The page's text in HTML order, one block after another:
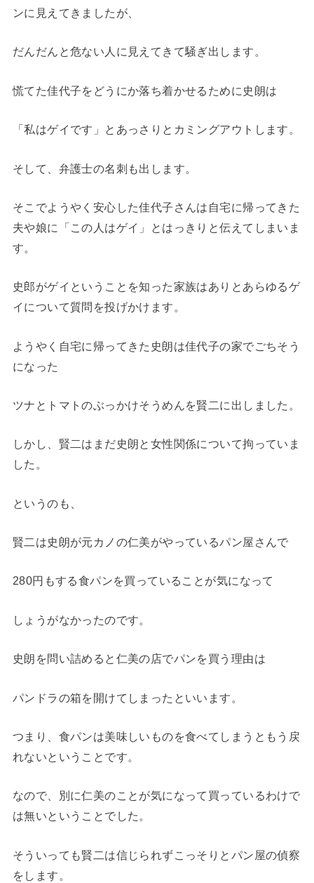
ンに見えてきましたが、
だんだんと危ない人に見えてきて騒ぎ出します。
慌てた佳代子をどうにか落ち着かせるために史朗は
「私はゲイです」とあっさりとカミングアウトします。
そして、弁護士の名刺も出します。
そこでようやく安心した佳代子さんは自宅に帰ってきた
夫や娘に「この人はゲイ」とはっきりと伝えてしまいま
す。
史郎がゲイということを知った家族はありとあらゆるゲ
イについて質問を投げかけます。
ようやく自宅に帰ってきた史朗は佳代子の家でごちそう
になった
ツナとトマトのぶっかけそうめんを賢二に出しました。
しかし、賢二はまだ史朗と女性関係について拘っていま
した。
というのも、
賢二は史朗が元カノの仁美がやっているパン屋さんで
280円もする食パンを買っていることが気になって
しょうがなかったのです。
史朗を問い詰めると仁美の店でパンを買う理由は
パンドラの箱を開けてしまったといいます。
つまり、食パンは美味しいものを食べてしまうともう戻
れないということです。
なので、別に仁美のことが気になって買っているわけで
は無いということでした。
そういっても賢二は信じられずこっそりとパン屋の偵察
をします。